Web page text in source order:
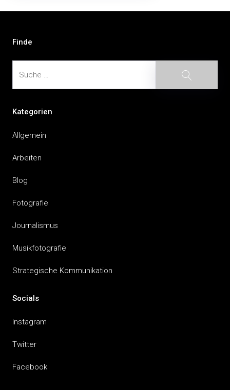
Finde
Suche
Kategorien
Allgemein
Arbeiten
Blog
Fotografie
Journalismus
Musikfotografie
Strategische Kommunikation
Socials
Instagram
Twitter
Facebook